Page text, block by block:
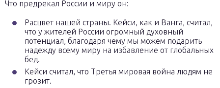
Что предрекал России и миру он:
Расцвет нашей страны. Кейси, как и Ванга, считал,
что у жителей России огромный духовный
потенциал, благодаря чему мы можем подарить
надежду всему миру на избавление от глобальных
бед.
Кейси считал, что Третья мировая война людям не
грозит.